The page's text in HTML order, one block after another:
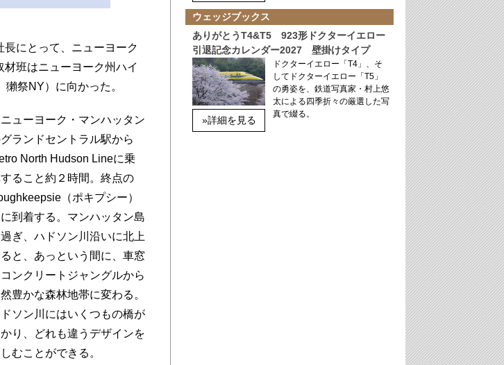
にとって、ニューヨーク
班はニューヨーク州ハイ
祭NY）に向かった。
ューヨーク・マンハッタン
ランドセントラル駅から
North Hudson Lineに乗
ること約２時間。終点の
（ポキプシー）
到着する。マンハッタン島
ぎ、ハドソン川沿いに北上
と、あっという間に、車窓
ンクリートジャングルから
豊かな森林地帯に変わる。
ソン川にはいくつもの橋が
り、どれも違うデザインを
むことができる。
ウェッジブックス
ありがとうT4&T5 923形ドクターイエロー
引退記念カレンダー2027 壁掛けタイプ
»詳細を見る
ドクターイエロー「T4」、そ
してドクターイエロー「T5」
の勇姿を、鉄道写真家・村上悠
太による四季折々の厳選した写
真で綴る。